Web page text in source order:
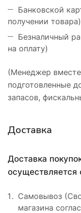
Банковской
получении товара)
Безналичный
на оплату)
(Менеджер
подготовленные
запасов,
Доставка
Доставка
Самовывоз
магазина